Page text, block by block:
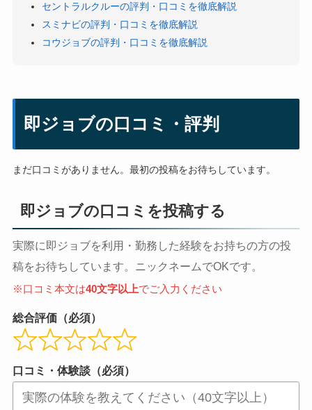
セントラルクルーの評判・口コミを徹底解説
スミナビの評判・口コミを徹底解説
コウジョブの評判・口コミを徹底解説
即ジョブの口コミ・評判
まだ口コミがありません。最初の投稿をお待ちしています。
即ジョブの口コミを投稿する
実際に即ジョブを利用・勤務した経験をお持ちの方の投
稿をお待ちしています。ニックネームでOKです。
※口コミ本文は40文字以上でご入力ください
総合評価（必須）
口コミ・体験談（必須）